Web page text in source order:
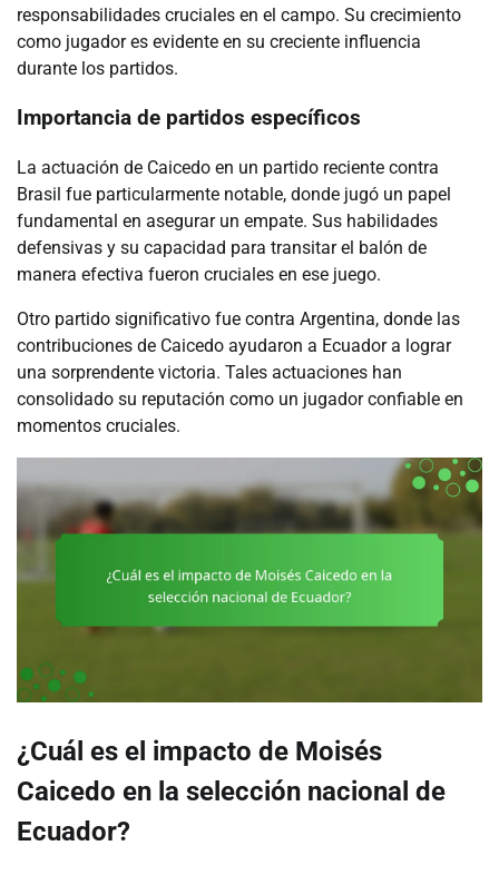
responsabilidades cruciales en el campo. Su crecimiento
como jugador es evidente en su creciente influencia
durante los partidos.
Importancia de partidos específicos
La actuación de Caicedo en un partido reciente contra
Brasil fue particularmente notable, donde jugó un papel
fundamental en asegurar un empate. Sus habilidades
defensivas y su capacidad para transitar el balón de
manera efectiva fueron cruciales en ese juego.
Otro partido significativo fue contra Argentina, donde las
contribuciones de Caicedo ayudaron a Ecuador a lograr
una sorprendente victoria. Tales actuaciones han
consolidado su reputación como un jugador confiable en
momentos cruciales.
¿Cuál es el impacto de Moisés
Caicedo en la selección nacional de
Ecuador?